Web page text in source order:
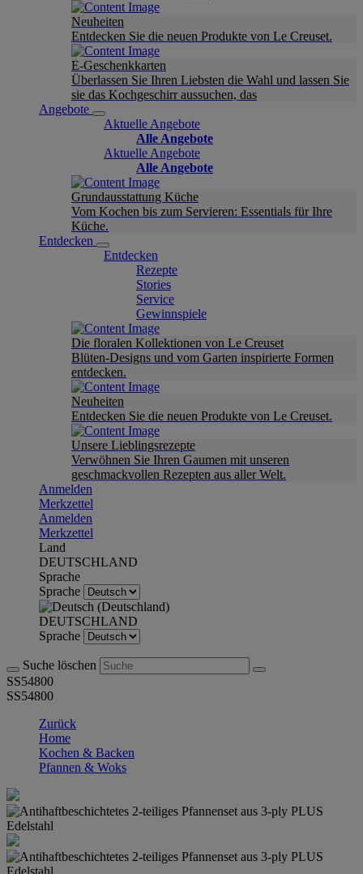
Neuheiten
Entdecken Sie die neuen Produkte von Le Creuset.
E-Geschenkkarten
Überlassen Sie Ihren Liebsten die Wahl und lassen Sie
sie das Kochgeschirr aussuchen, das
Angebote
Aktuelle Angebote
Alle Angebote
Aktuelle Angebote
Alle Angebote
Grundausstattung Küche
Vom Kochen bis zum Servieren: Essentials für Ihre
Küche.
Entdecken
Entdecken
Rezepte
Stories
Service
Gewinnspiele
Die floralen Kollektionen von Le Creuset
Blüten-Designs und vom Garten inspirierte Formen
entdecken.
Neuheiten
Entdecken Sie die neuen Produkte von Le Creuset.
Unsere Lieblingsrezepte
Verwöhnen Sie Ihren Gaumen mit unseren
geschmackvollen Rezepten aus aller Welt.
Anmelden
Merkzettel
Anmelden
Merkzettel
Land
DEUTSCHLAND
Sprache
Sprache
DEUTSCHLAND
Sprache
Suche löschen
SS54800
SS54800
Zurück
Home
Kochen & Backen
Pfannen & Woks